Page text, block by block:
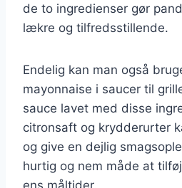
de to ingredienser gør
lækre og tilfredsstillende.
Endelig kan man også
mayonnaise i saucer til
sauce lavet med disse
citronsaft og krydderurter
og give en dejlig
hurtig og nem måde at
ens måltider.